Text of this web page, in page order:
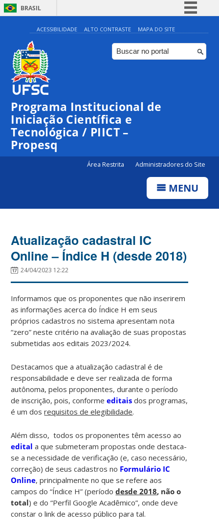
BRASIL
Simplifique!
Comunica BR
Participe
Canais
ACESSIBILIDADE ALTO CONTRASTE MAPA DO SITE
Programa Institucional de
Iniciação Científica e
Tecnológica / PIICT –
Propesq
Área Restrita Administradores do Site
MENU
Atualização cadastral IC
Online – Índice H (desde 2018)
24/04/2023 12:22
Informamos que os proponentes que não inserirem
as informações acerca do Índice H em seus
próprios cadastros no sistema apresentam nota
“zero” neste critério na avaliação de suas propostas
submetidas aos editais 2023/2024.
Destacamos que a atualização cadastral é de
responsabilidade e deve ser realizada de forma
autônoma, pelos proponentes, durante o período
de inscrição, pois, conformeeditais dos programas,
é um dosrequisitos de elegibilidade.
Além disso, todos os proponentes têm acesso ao
edital a que submeteram propostas onde destaca-
se a necessidade de verificação (e, caso necessário,
correção) de seus cadastros no Formulário IC
Online, principalmente no que se refere aos
campos do “Índice H” (períododesde 2018, não o
total) e do “Perfil Google Acadêmico”, onde deve
constar o link de acesso público para tal.